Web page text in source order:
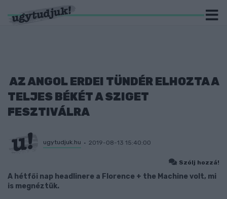
AZ ANGOL ERDEI TÜNDÉR ELHOZTA A
TELJES BÉKÉT A SZIGET
FESZTIVÁLRA
ugytudjuk.hu 2019-08-13 15:40:00
Szólj hozzá!
A hétfői nap headlinere a Florence + the Machine volt, mi
is megnéztük.